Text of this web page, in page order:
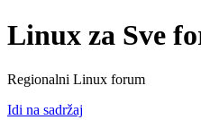
Linux za Sve
Regionalni Linux forum
Idi na sadržaj